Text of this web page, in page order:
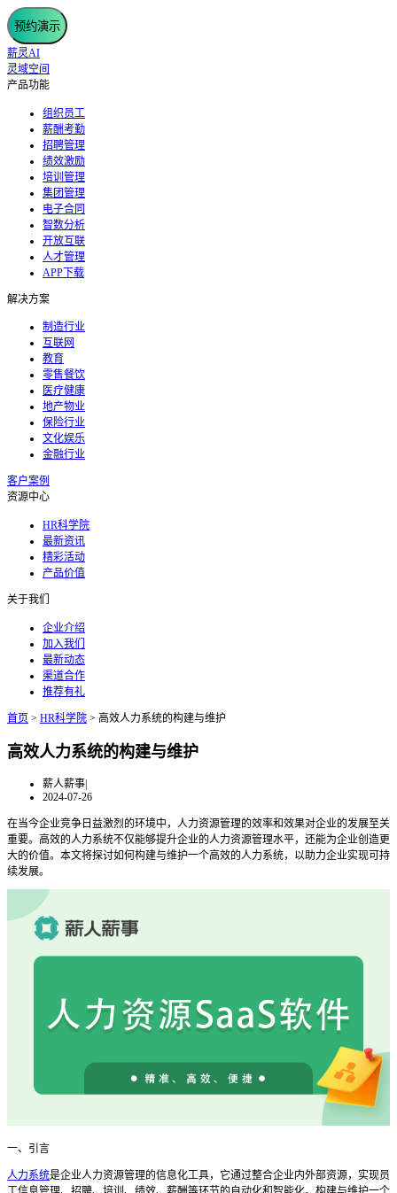
预约演示
薪灵AI
灵域空间
产品功能
组织员工
薪酬考勤
招聘管理
绩效激励
培训管理
集团管理
电子合同
智数分析
开放互联
人才管理
APP下载
解决方案
制造行业
互联网
教育
零售餐饮
医疗健康
地产物业
保险行业
文化娱乐
金融行业
客户案例
资源中心
HR科学院
最新资讯
精彩活动
产品价值
关于我们
企业介绍
加入我们
最新动态
渠道合作
推荐有礼
首页 > HR科学院 > 高效人力系统的构建与维护
高效人力系统的构建与维护
薪人薪事|
2024-07-26
在当今企业竞争日益激烈的环境中，人力资源管理的效率和效果对企业的发展至关
重要。高效的人力系统不仅能够提升企业的人力资源管理水平，还能为企业创造更
大的价值。本文将探讨如何构建与维护一个高效的人力系统，以助力企业实现可持
续发展。
一、引言
人力系统是企业人力资源管理的信息化工具，它通过整合企业内外部资源，实现员